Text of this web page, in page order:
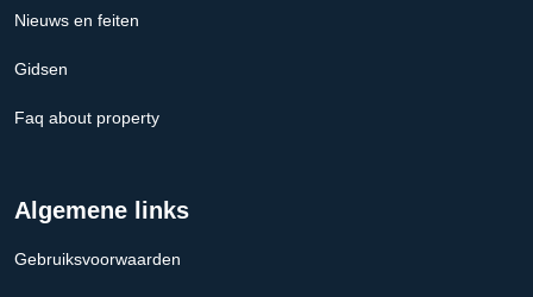
Nieuws en feiten
Gidsen
Faq about property
Algemene links
Gebruiksvoorwaarden